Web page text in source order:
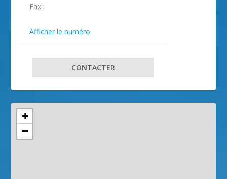
Fax :
Afficher le numéro
CONTACTER
+
−